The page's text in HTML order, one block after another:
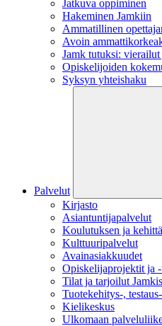
Jatkuva oppiminen
Hakeminen Jamkiin
Ammatillinen
Avoin
Jamk tutuksi:
Opiskelijoiden
Syksyn yhteishaku
Palvelut
Kirjasto
Asiantuntijapalvelut
Koulutuksen ja
Kulttuuripalvelut
Avainasiakkuudet
Opiskelijaprojektit​ ja
Tilat ja tarjoilut
Tuotekehitys-,
Kielikeskus
Ulkomaan